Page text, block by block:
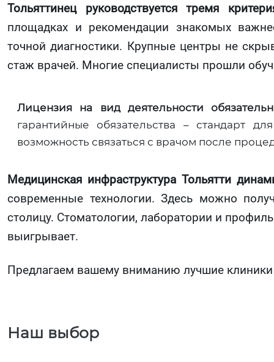
Тольяттинец руководствуется тремя
площадках и рекомендации знакомых
точной диагностики. Крупные центры не
стаж врачей. Многие специалисты прошли
Лицензия на вид деятельности
гарантийные обязательства – стандарт
возможность связаться с врачом после
Медицинская инфраструктура Тольятти
современные технологии. Здесь можно
столицу. Стоматологии, лаборатории и
выигрывает.
Предлагаем вашему вниманию лучшие клиники
Наш выбор